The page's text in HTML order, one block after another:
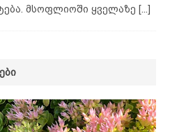
მსოფლიოში ყველაზე [...]